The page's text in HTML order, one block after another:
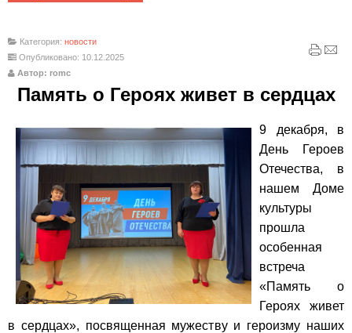
Категория: новости
Опубликовано: 10.12.2025
Автор: romc
Память о Героях живет в сердцах
9 декабря, в
День Героев
Отечества, в
нашем Доме
культуры
прошла
особенная
встреча
«Память о
Героях живет
в сердцах», посвященная мужеству и героизму наших